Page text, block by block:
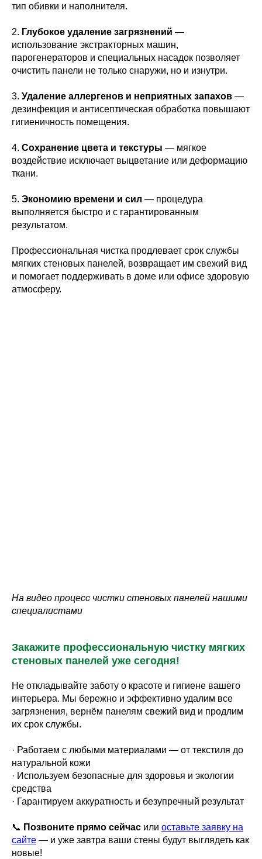
тип обивки и наполнителя.
2. Глубокое удаление загрязнений —
использование экстракторных машин,
парогенераторов и специальных насадок позволяет
очистить панели не только снаружи, но и изнутри.
3. Удаление аллергенов и неприятных запахов —
дезинфекция и антисептическая обработка повышают
гигиеничность помещения.
4. Сохранение цвета и текстуры — мягкое
воздействие исключает выцветание или деформацию
ткани.
5. Экономию времени и сил — процедура
выполняется быстро и с гарантированным
результатом.
Профессиональная чистка продлевает срок службы
мягких стеновых панелей, возвращает им свежий вид
и помогает поддерживать в доме или офисе здоровую
атмосферу.
На видео процесс чистки стеновых панелей нашими
специалистами
Закажите профессиональную чистку мягких
стеновых панелей уже сегодня!
Не откладывайте заботу о красоте и гигиене вашего
интерьера. Мы бережно и эффективно удалим все
загрязнения, вернём панелям свежий вид и продлим
их срок службы.
· Работаем с любыми материалами — от текстиля до
натуральной кожи
· Используем безопасные для здоровья и экологии
средства
· Гарантируем аккуратность и безупречный результат
📞 Позвоните прямо сейчас или оставьте заявку на
сайте — и уже завтра ваши стены будут выглядеть как
новые!